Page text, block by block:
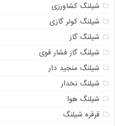
شیلنگ کشاورزی
شیلنگ کولر گازی
شیلنگ گاز
شیلنگ گاز فشار قوی
شیلنگ منجید دار
شیلنگ نخدار
شیلنگ هوا
قرقره شیلنگ